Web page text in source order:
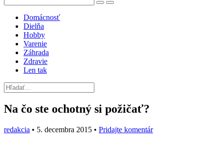
Domácnosť
Dielňa
Hobby
Varenie
Záhrada
Zdravie
Len tak
Na čo ste ochotný si požičať?
redakcia • 5. decembra 2015 • Pridajte komentár